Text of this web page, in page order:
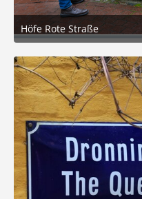
Höfe Rote Straße
3. März 2026
7